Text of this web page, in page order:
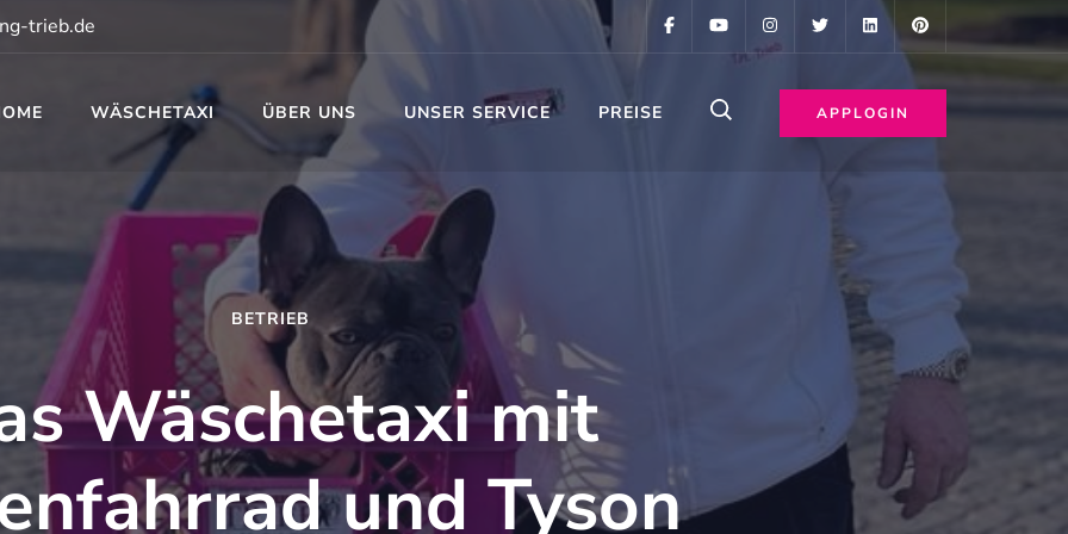
trieb.de
WÄSCHETAXI ÜBER UNS UNSER SERVICE PREISE APPLOGIN
BETRIEB
Wäschetaxi mit
und Tyson